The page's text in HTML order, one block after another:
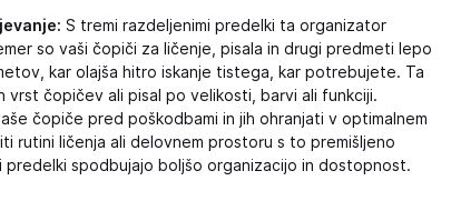
S tremi razdeljenimi predelki ta organizator
so vaši čopiči za ličenje, pisala in drugi predmeti lepo
kar olajša hitro iskanje tistega, kar potrebujete. Ta
vrst čopičev ali pisal po velikosti, barvi ali funkciji.
čopiče pred poškodbami in jih ohranjati v optimalnem
rutini ličenja ali delovnem prostoru s to premišljeno
predelki spodbujajo boljšo organizacijo in dostopnost.